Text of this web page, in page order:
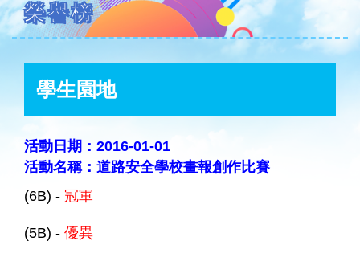
榮譽榜
學生園地
活動日期：2016-01-01
活動名稱：道路安全學校畫報創作比賽
(6B) - 冠軍
(5B) - 優異